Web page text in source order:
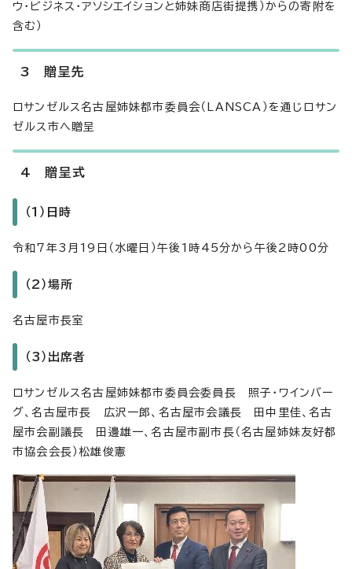
ウ・ビジネス・アソシエイションと姉妹商店街提携）からの寄附を
含む）
3 贈呈先
ロサンゼルス名古屋姉妹都市委員会（LANSCA）を通じロサン
ゼルス市へ贈呈
4 贈呈式
（1）日時
令和7年3月19日（水曜日）午後1時45分から午後2時00分
（2）場所
名古屋市長室
（3）出席者
ロサンゼルス名古屋姉妹都市委員会委員長 照子・ワインバー
グ、名古屋市長 広沢一郎、名古屋市会議長 田中里佳、名古
屋市会副議長 田邊雄一、名古屋市副市長（名古屋姉妹友好都
市協会会長）松雄俊憲